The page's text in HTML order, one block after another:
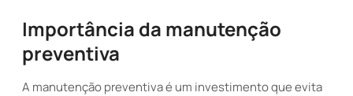
Importância da manutenção
preventiva
A manutenção preventiva é um investimento que evita